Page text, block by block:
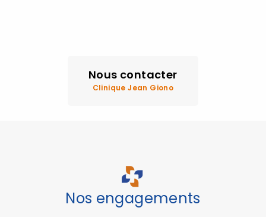
Nous contacter
Clinique Jean Giono
Nos engagements